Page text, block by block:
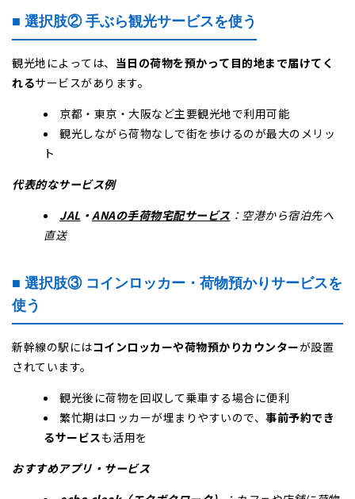
■ 選択肢② 手ぶら観光サービスを使う
観光地によっては、 当日の荷物を預かって目的地まで届けてく
れるサービスがあります。
京都・東京・大阪など主要観光地で利用可能
観光しながら荷物なしで街を歩けるのが最大のメリッ
ト
代表的なサービス例
JAL ・ANAの手荷物宅配サービス ：空港から宿泊先へ
直送
■ 選択肢③ コインロッカー・荷物預かりサービスを
使う
新幹線の駅にはコインロッカーや荷物預かりカウンターが設置
されています。
観光後に荷物を回収して乗車する場合に便利
繁忙期はロッカーが埋まりやすいので、 事前予約でき
るサービスも活用を
おすすめアプリ・サービス